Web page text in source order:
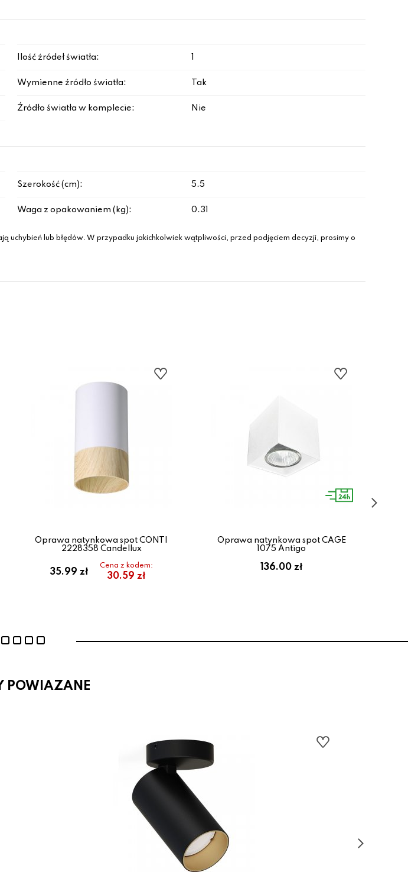
Ilość źródeł światła:
Wymienne źródło światła: Tak
Źródło światła w komplecie: Nie
Szerokość (cm): 5.5
Waga z opakowaniem (kg): 0.31
uchybień lub błędów. W przypadku jakichkolwiek wątpliwości, przed podjęciem decyzji, prosimy o
Oprawa natynkowa spot CONTI
2228358 Candellux
35.99 zł
Cena z kodem:
30.59 zł
Oprawa natynkowa spot CAGE
1075 Antigo
136.00 zł
POWIAZANE